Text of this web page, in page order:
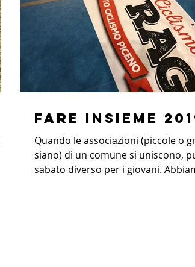
FARE INSIEME
Quando le associazioni (piccole o
siano) di un comune si uniscono,
sabato diverso per i giovani.